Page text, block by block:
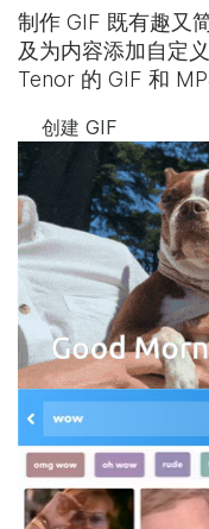
制作 GIF 既有趣又
及为内容添加自定
Tenor 的 GIF 和
创建 GIF